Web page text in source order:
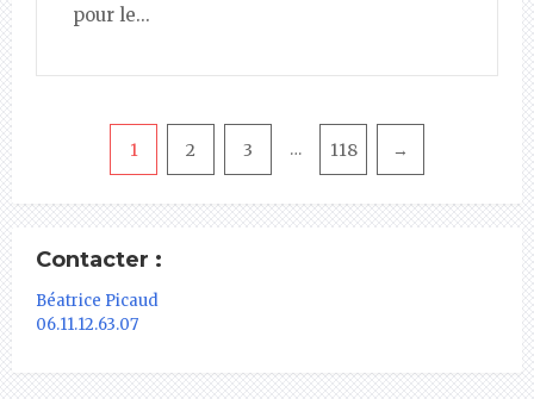
pour le...
Pagination
1 2 3 … 118 →
Contacter :
Béatrice Picaud
06.11.12.63.07